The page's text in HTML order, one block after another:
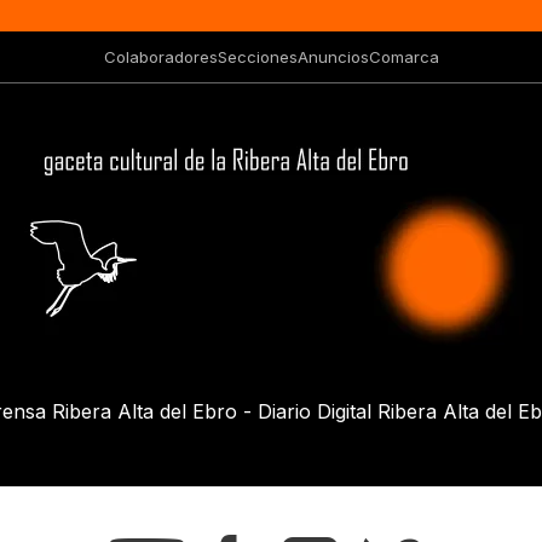
ColaboradoresSeccionesAnunciosComarca
Ribera Alta del Ebro - Diario Digital Ribera Alta del